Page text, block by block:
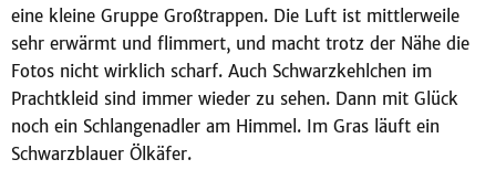
eine kleine Gruppe Großtrappen. Die Luft ist mittlerweile
sehr erwärmt und flimmert, und macht trotz der Nähe die
Fotos nicht wirklich scharf. Auch Schwarzkehlchen im
Prachtkleid sind immer wieder zu sehen. Dann mit Glück
noch ein Schlangenadler am Himmel. Im Gras läuft ein
Schwarzblauer Ölkäfer.